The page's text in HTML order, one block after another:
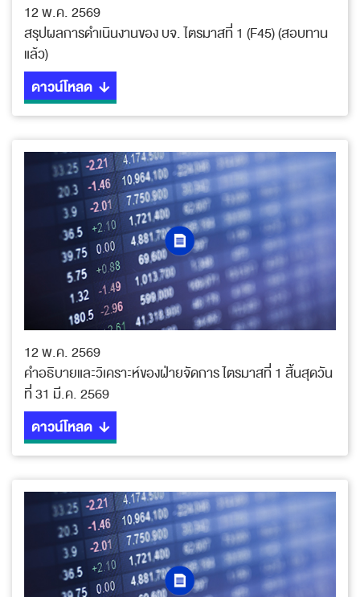
12 พ.ค. 2569
สรุปผลการดำเนินงานของ บจ. ไตรมาสที่ 1 (F45) (สอบทาน
แล้ว)
ดาวน์โหลด
12 พ.ค. 2569
คำอธิบายและวิเคราะห์ของฝ่ายจัดการ ไตรมาสที่ 1 สิ้นสุดวัน
ที่ 31 มี.ค. 2569
ดาวน์โหลด